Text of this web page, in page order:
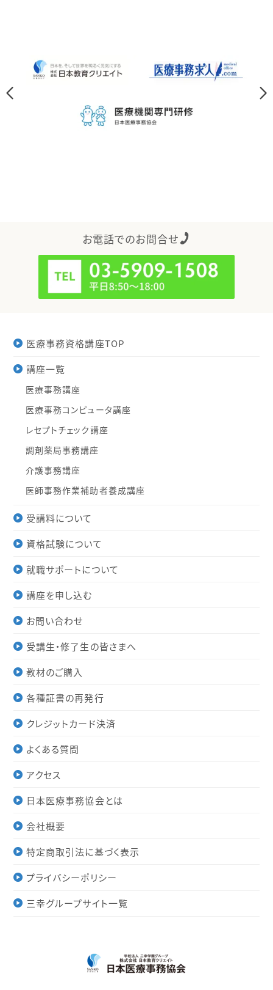
お電話でのお問合せ
医療事務資格講座TOP
講座一覧
医療事務講座
医療事務コンピュータ講座
レセプトチェック講座
調剤薬局事務講座
介護事務講座
医師事務作業補助者養成講座
受講料について
資格試験について
就職サポートについて
講座を申し込む
お問い合わせ
受講生・修了生の皆さまへ
教材のご購入
各種証書の再発行
クレジットカード決済
よくある質問
アクセス
日本医療事務協会とは
会社概要
特定商取引法に基づく表示
プライバシーポリシー
三幸グループサイト一覧